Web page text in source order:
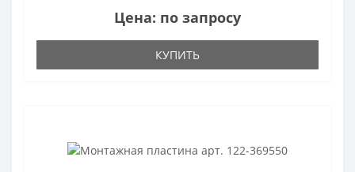
Цена: по запросу
КУПИТЬ